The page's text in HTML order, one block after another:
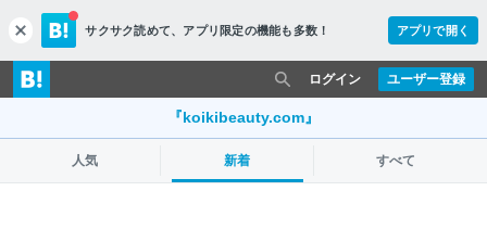
c
l
o
s
サクサク読めて、 アプリ限定の機能も多数！ アプリで開く
ユーザー登録
ログイン
『koikibeauty.com』
人気 新着 すべて